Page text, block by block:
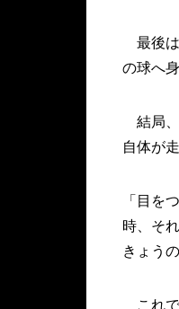
最後は
の球へ
結局、
自体が
「目を
時、そ
きょう
これで